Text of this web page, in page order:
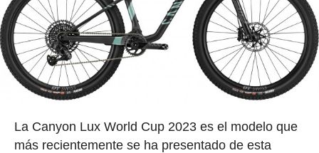
La Canyon Lux World Cup 2023 es el modelo que
más recientemente se ha presentado de esta